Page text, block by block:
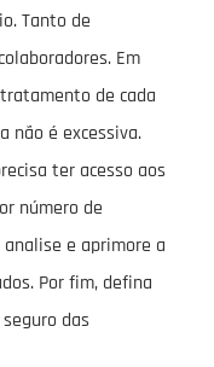
Tanto de
Em
de cada
não é excessiva.
ter acesso aos
número de
e aprimore a
Por fim, defina
das